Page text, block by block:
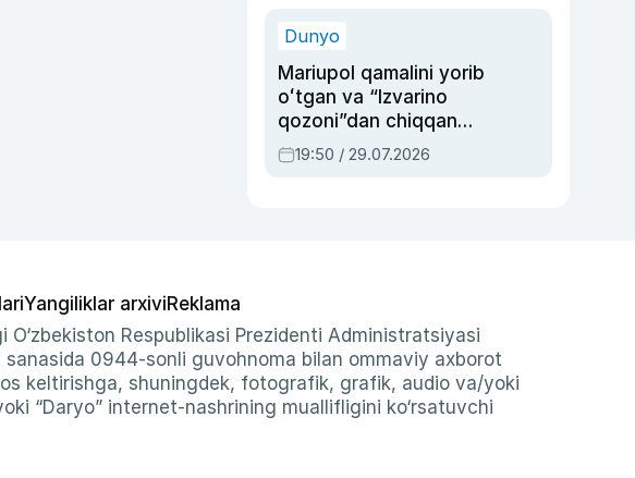
Dunyo
Mariupol qamalini yorib
oʻtgan va “Izvarino
qozoni”dan chiqqan
qahramon — Ukraina
armiyasi bosh
19:50 / 29.07.2026
Yangiliklar arxiviReklama
Respublikasi Prezidenti Administratsiyasi
0944-sonli guvohnoma bilan ommaviy axborot
keltirishga, shuningdek, fotografik, grafik, audio va/yoki
“Daryo” internet-nashrining muallifligini ko‘rsatuvchi